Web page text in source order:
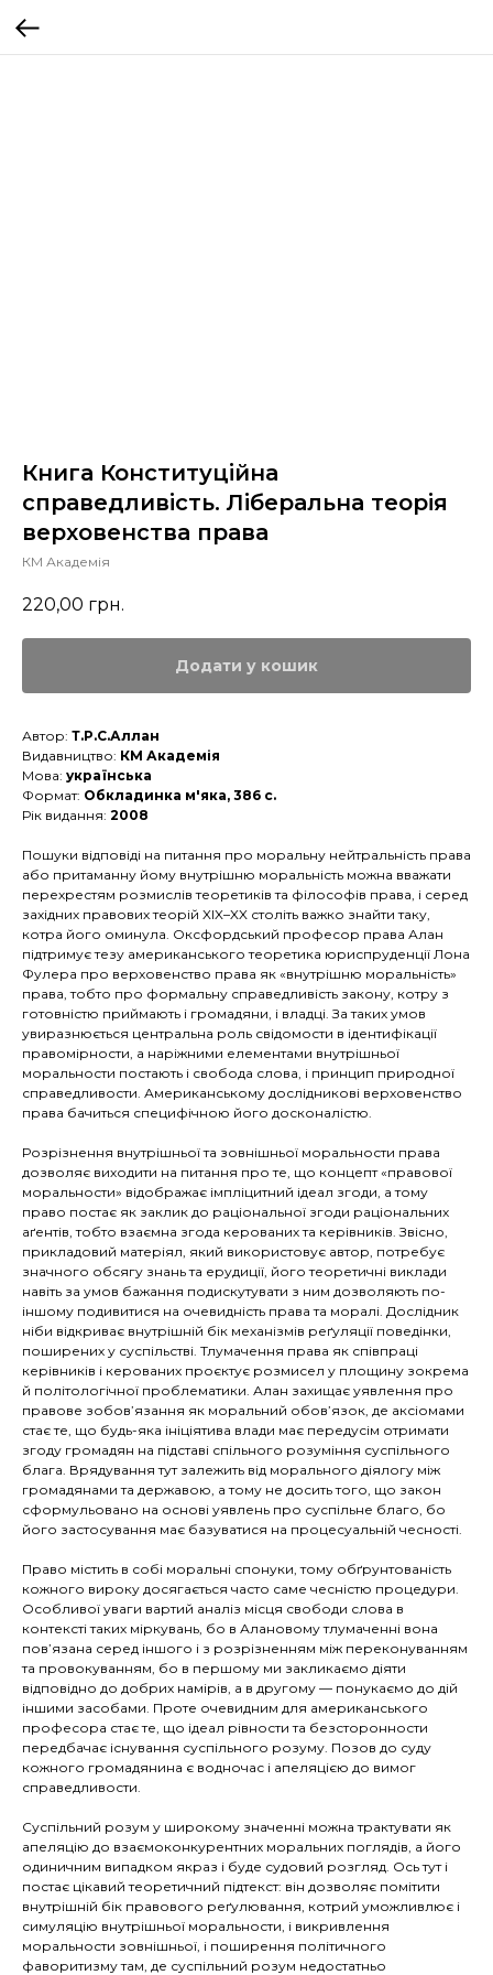
Книга Конституційна
справедливість. Ліберальна теорія
верховенства права
КМ Академія
220,00 грн.
Додати у кошик
Автор: Т.Р.С.Аллан
Видавництво: КМ Академія
Мова: українська
Формат: Обкладинка м'яка, 386 с.
Рік видання: 2008
Пошуки відповіді на питання про моральну нейтральність права
або притаманну йому внутрішню моральність можна вважати
перехрестям розмислів теоретиків та філософів права, і серед
західних правових теорій XIX–XX століть важко знайти таку,
котра його оминула. Оксфордський професор права Алан
підтримує тезу американського теоретика юриспруденції Лона
Фулера про верховенство права як «внутрішню моральність»
права, тобто про формальну справедливість закону, котру з
готовністю приймають і громадяни, і владці. За таких умов
увиразнюється центральна роль свідомости в ідентифікації
правомірности, а наріжними елементами внутрішньої
моральности постають і свобода слова, і принцип природної
справедливости. Американському дослідникові верховенство
права бачиться специфічною його досконалістю.
Розрізнення внутрішньої та зовнішньої моральности права
дозволяє виходити на питання про те, що концепт «правової
моральности» відображає імпліцитний ідеал згоди, а тому
право постає як заклик до раціональної згоди раціональних
аґентів, тобто взаємна згода керованих та керівників. Звісно,
прикладовий матеріял, який використовує автор, потребує
значного обсягу знань та ерудиції, його теоретичні виклади
навіть за умов бажання подискутувати з ним дозволяють по-
іншому подивитися на очевидність права та моралі. Дослідник
ніби відкриває внутрішній бік механізмів реґуляції поведінки,
поширених у суспільстві. Тлумачення права як співпраці
керівників і керованих проєктує розмисел у площину зокрема
й політологічної проблематики. Алан захищає уявлення про
правове зобов’язання як моральний обов’язок, де аксіомами
стає те, що будь-яка ініціятива влади має передусім отримати
згоду громадян на підставі спільного розуміння суспільного
блага. Врядування тут залежить від морального діялогу між
громадянами та державою, а тому не досить того, що закон
сформульовано на основі уявлень про суспільне благо, бо
його застосування має базуватися на процесуальній чесності.
Право містить в собі моральні спонуки, тому обґрунтованість
кожного вироку досягається часто саме чесністю процедури.
Особливої уваги вартий аналіз місця свободи слова в
контексті таких міркувань, бо в Алановому тлумаченні вона
пов’язана серед іншого і з розрізненням між переконуванням
та провокуванням, бо в першому ми закликаємо діяти
відповідно до добрих намірів, а в другому — понукаємо до дій
іншими засобами. Проте очевидним для американського
професора стає те, що ідеал рівности та безсторонности
передбачає існування суспільного розуму. Позов до суду
кожного громадянина є водночас і апеляцією до вимог
справедливости.
Суспільний розум у широкому значенні можна трактувати як
апеляцію до взаємоконкурентних моральних поглядів, а його
одиничним випадком якраз і буде судовий розгляд. Ось тут і
постає цікавий теоретичний підтекст: він дозволяє помітити
внутрішній бік правового реґулювання, котрий уможливлює і
симуляцію внутрішньої моральности, і викривлення
моральности зовнішньої, і поширення політичного
фаворитизму там, де суспільний розум недостатньо